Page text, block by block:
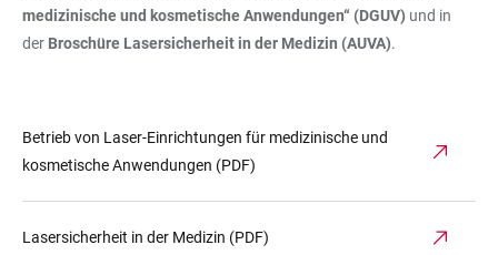
medizinische und kosmetische Anwendungen“ (DGUV) und in
der Broschüre Lasersicherheit in der Medizin (AUVA).
Betrieb von Laser-Einrichtungen für medizinische und
kosmetische Anwendungen (PDF)
Lasersicherheit in der Medizin (PDF)